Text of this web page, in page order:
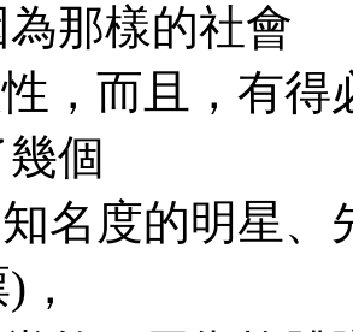
那樣的社會
，而且，有得
個
名度的明星
，